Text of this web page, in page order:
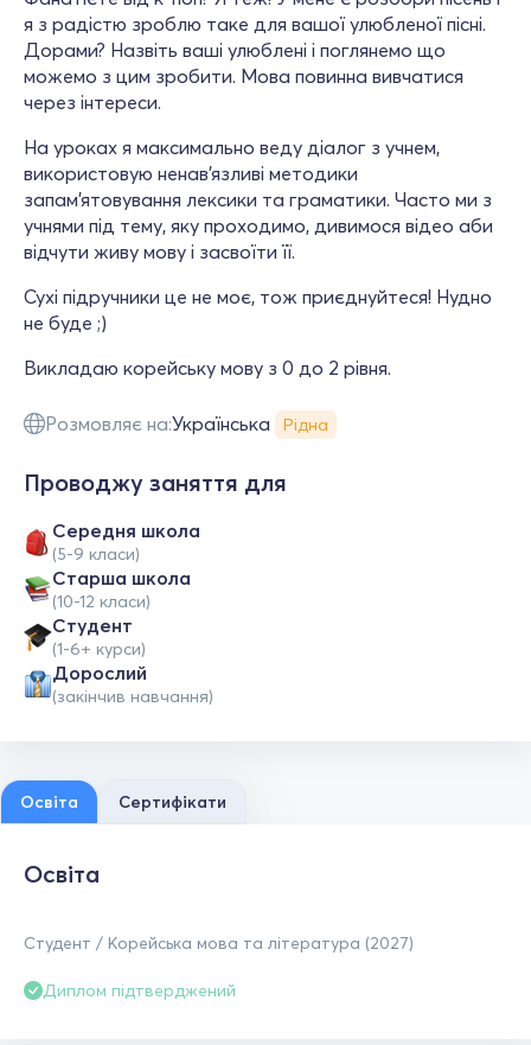
я з радістю зроблю таке для вашої улюбленої пісні.
Дорами? Назвіть ваші улюблені і поглянемо що
можемо з цим зробити. Мова повинна вивчатися
через інтереси.
На уроках я максимально веду діалог з учнем,
використовую ненав'язливі методики
запам'ятовування лексики та граматики. Часто ми з
учнями під тему, яку проходимо, дивимося відео аби
відчути живу мову і засвоїти її.
Сухі підручники це не моє, тож приєднуйтеся! Нудно
не буде ;)
Викладаю корейську мову з 0 до 2 рівня.
Розмовляє на:Українська Рідна
Проводжу заняття для
Середня школа
(5-9 класи)
Старша школа
(10-12 класи)
Студент
(1-6+ курси)
Дорослий
(закінчив навчання)
Освіта Сертифікати
Освіта
Студент / Корейська мова та література (2027)
Диплом підтверджений